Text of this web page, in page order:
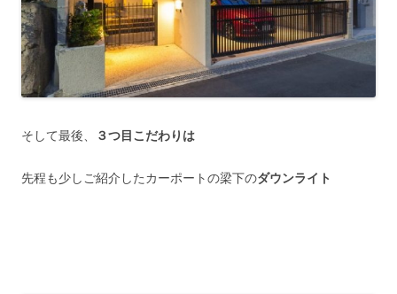
そして最後、 ３つ目こだわりは
先程も少しご紹介したカーポートの梁下のダウンライト